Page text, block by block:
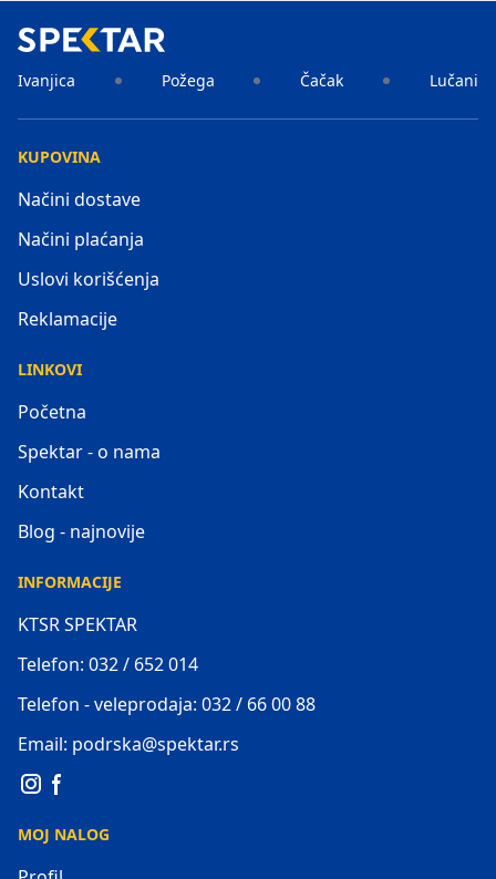
Ivanjica Požega Čačak Lučani
KUPOVINA
Načini dostave
Načini plaćanja
Uslovi korišćenja
Reklamacije
LINKOVI
Početna
Spektar - o nama
Kontakt
Blog - najnovije
INFORMACIJE
KTSR SPEKTAR
Telefon: 032 / 652 014
Telefon - veleprodaja: 032 / 66 00 88
Email: podrska@spektar.rs
MOJ NALOG